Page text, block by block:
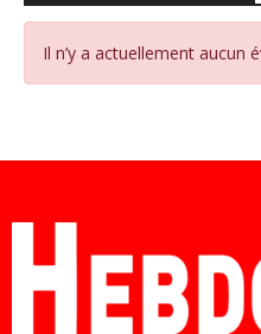
Il n’y a actuellement aucun